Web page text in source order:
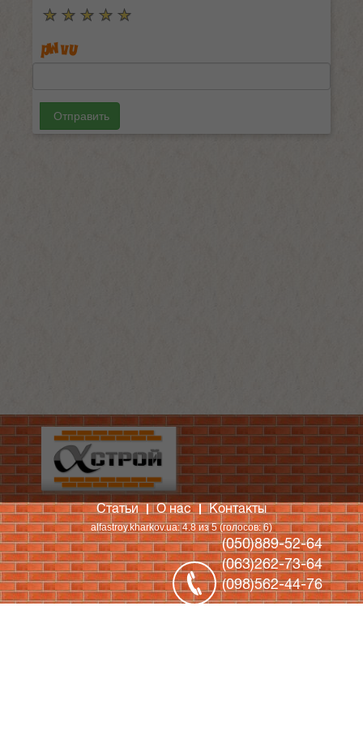
☆ ☆ ☆ ☆ ☆
★ ★ ★ ★ ★
Отправить
Статьи О нас Контакты
alfastroy.kharkov.ua:4.8из5(голосов:6)
(050)889-52-64
(063)262-73-64
(098)562-44-76